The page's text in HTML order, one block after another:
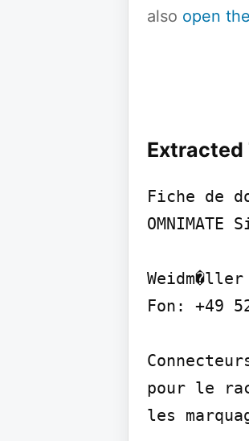
also open
Extracted
Fiche de
Fon: +49
pour le
les